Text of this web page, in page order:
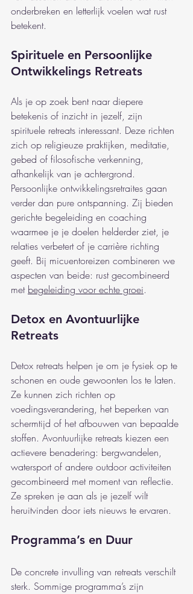
onderbreken en letterlijk voelen wat rust
betekent.
Spirituele en Persoonlijke
Ontwikkelings Retreats
Als je op zoek bent naar diepere
betekenis of inzicht in jezelf, zijn
spirituele retreats interessant. Deze richten
zich op religieuze praktijken, meditatie,
gebed of filosofische verkenning,
afhankelijk van je achtergrond.
Persoonlijke ontwikkelingsretraites gaan
verder dan pure ontspanning. Zij bieden
gerichte begeleiding en coaching
waarmee je je doelen helderder ziet, je
relaties verbetert of je carrière richting
geeft. Bij micuentoreizen combineren we
aspecten van beide: rust gecombineerd
met begeleiding voor echte groei.
Detox en Avontuurlijke
Retreats
Detox retreats helpen je om je fysiek op te
schonen en oude gewoonten los te laten.
Ze kunnen zich richten op
voedingsverandering, het beperken van
schermtijd of het afbouwen van bepaalde
stoffen. Avontuurlijke retreats kiezen een
actievere benadering: bergwandelen,
watersport of andere outdoor activiteiten
gecombineerd met moment van reflectie.
Ze spreken je aan als je jezelf wilt
heruitvinden door iets nieuws te ervaren.
Programma’s en Duur
De concrete invulling van retreats verschilt
sterk. Sommige programma’s zijn